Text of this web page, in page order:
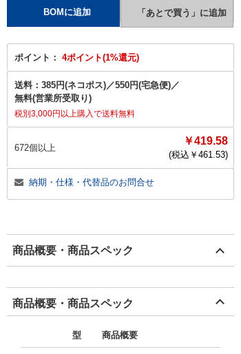
ポイント： 4ポイント(1%還元)
送料： 385円(ネコポス)／550円(宅急便)／
無料(営業所受取り)
税別3,000円以上購入で送料無料
672個以上
￥419.58
(税込￥ 461.53)
納期・仕様・代替品のお問合せ
商品概要・商品スペック
商品概要・商品スペック
型 商品概要